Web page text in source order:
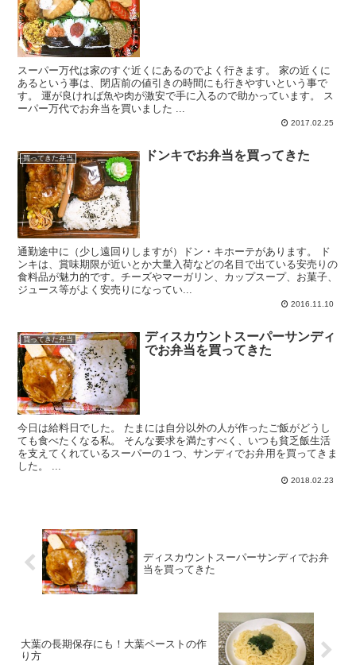
スーパー万代は家のすぐ近くにあるのでよく行きます。 家の近くに
あるという事は、閉店前の値引きの時間にも行きやすいという事で
す。 運が良ければ魚や肉が激安で手に入るので助かっています。 ス
ーパー万代でお弁当を買いました ...
2017.02.25
買ってきた弁当 ドンキでお弁当を買ってきた
通勤途中に（少し遠回りしますが）ドン・キホーテがあります。 ド
ンキは、賞味期限が近いとか大量入荷などの名目で出ている安売りの
食料品が魅力的です。チーズやマーガリン、カップスープ、お菓子、
ジュース等がよく安売りになってい...
2016.11.10
買ってきた弁当
ディスカウントスーパーサンディ
でお弁当を買ってきた
今日は給料日でした。 たまには自分以外の人が作ったご飯がどうし
ても食べたくなる私。 そんな要求を満たすべく、いつも貧乏飯生活
を支えてくれているスーパーの１つ、サンディでお弁用を買ってきま
した。 ...
2018.02.23
ディスカウントスーパーサンディでお弁
当を買ってきた
大葉の長期保存にも！大葉ペーストの作
り方